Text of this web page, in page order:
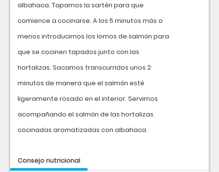
albahaca. Tapamos la sartén para que
comience a cocinarse. A los 5 minutos más o
menos introducimos los lomos de salmón para
que se cocinen tapados junto con las
hortalizas. Sacamos transcurridos unos 2
minutos de manera que el salmón esté
ligeramente rosado en el interior. Servimos
acompañando el salmón de las hortalizas
cocinadas aromatizadas con albahaca.
Consejo nutricional